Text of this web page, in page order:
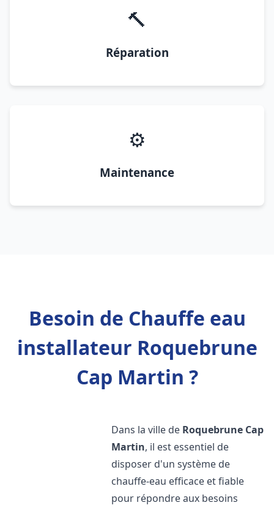
🔨
Réparation
⚙️
Maintenance
Besoin de Chauffe eau
installateur Roquebrune
Cap Martin ?
Dans la ville de Roquebrune Cap
Martin, il est essentiel de
disposer d'un système de
chauffe-eau efficace et fiable
pour répondre aux besoins